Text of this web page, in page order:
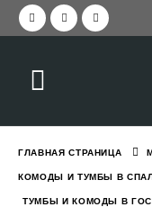
ГЛАВНАЯ СТРАНИЦА
КОМОДЫ И ТУМБЫ В
ТУМБЫ И КОМОДЫ В